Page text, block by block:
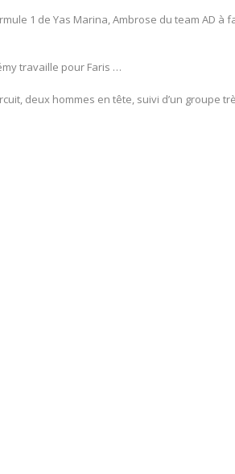
1 de Yas Marina, Ambrose du team AD
travaille pour Faris …
deux hommes en tête, suivi d’un groupe